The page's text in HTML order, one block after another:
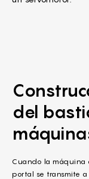
del
Cuando la máquina
portal se transmite